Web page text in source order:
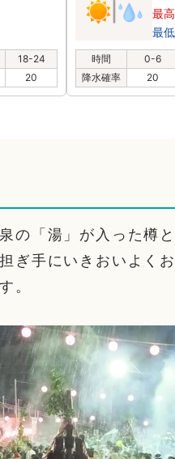
18-24
20
最
最
時間 0-6
降水確率
20
の「湯」が入った樽
ぎ手にいきおいよく
。